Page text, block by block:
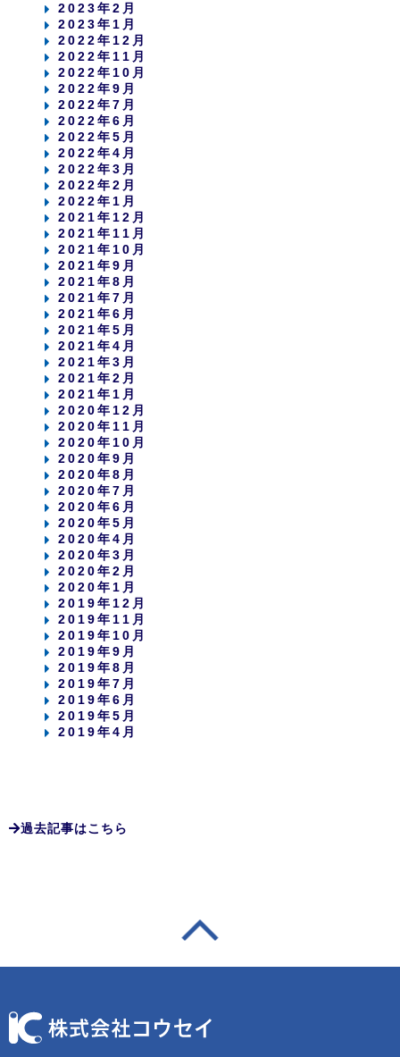
2023年2月
2023年1月
2022年12月
2022年11月
2022年10月
2022年9月
2022年7月
2022年6月
2022年5月
2022年4月
2022年3月
2022年2月
2022年1月
2021年12月
2021年11月
2021年10月
2021年9月
2021年8月
2021年7月
2021年6月
2021年5月
2021年4月
2021年3月
2021年2月
2021年1月
2020年12月
2020年11月
2020年10月
2020年9月
2020年8月
2020年7月
2020年6月
2020年5月
2020年4月
2020年3月
2020年2月
2020年1月
2019年12月
2019年11月
2019年10月
2019年9月
2019年8月
2019年7月
2019年6月
2019年5月
2019年4月
過去記事はこちら